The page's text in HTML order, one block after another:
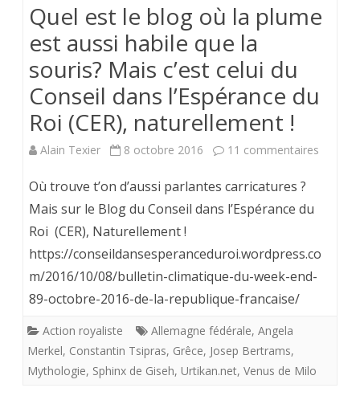
royalistes
Vierge
Marie,
Mère
Quel est le blog où la plume
est aussi habile que la
souris? Mais c’est celui du
Conseil dans l’Espérance du
Roi (CER), naturellement !
Alain Texier 8 octobre 2016 11 commentaires
blog
Où trouve t’on d’aussi parlantes carricatures ?
Mais sur le Blog du Conseil dans l’Espérance du
Roi (CER), Naturellement !
https://conseildansesperanceduroi.wordpress.co
m/2016/10/08/bulletin-climatique-du-week-end-
89-octobre-2016-de-la-republique-francaise/
Action royaliste Allemagne fédérale, Angela
Merkel, Constantin Tsipras, Grêce, Josep Bertrams,
Mythologie, Sphinx de Giseh, Urtikan.net, Venus de Milo